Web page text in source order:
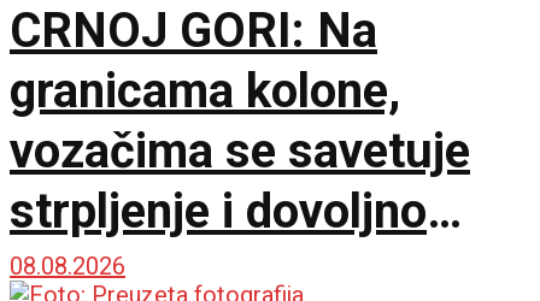
CRNOJ GORI: Na
granicama kolone,
vozačima se savetuje
strpljenje i dovoljno
vode
08.08.2026